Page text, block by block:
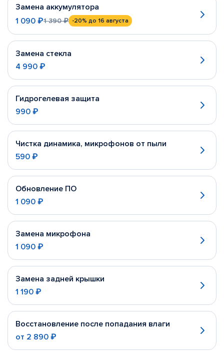
Замена аккумулятора
1 090 ₽1 390 ₽ -20% до 16 августа
Замена стекла
4 990 ₽
Гидрогелевая защита
990 ₽
Чистка динамика, микрофонов от пыли
590 ₽
Обновление ПО
1 090 ₽
Замена микрофона
1 090 ₽
Замена задней крышки
1 190 ₽
Восстановление после попадания влаги
от 2 890 ₽